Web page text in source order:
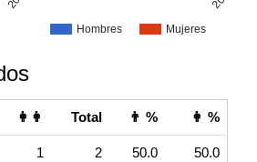
Hombres Mujeres
👩👩 Total 👨 % 👩 %
1 2 50.0 50.0